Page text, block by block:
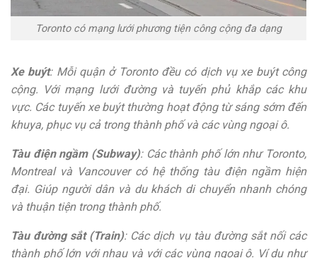
Toronto có mạng lưới phương tiện công cộng đa dạng
Xe buýt: Mỗi quận ở Toronto đều có dịch vụ xe buýt công
cộng. Với mạng lưới đường và tuyến phủ khắp các khu
vực. Các tuyến xe buýt thường hoạt động từ sáng sớm đến
khuya, phục vụ cả trong thành phố và các vùng ngoại ô.
Tàu điện ngầm (Subway): Các thành phố lớn như Toronto,
Montreal và Vancouver có hệ thống tàu điện ngầm hiện
đại. Giúp người dân và du khách di chuyển nhanh chóng
và thuận tiện trong thành phố.
Tàu đường sắt (Train): Các dịch vụ tàu đường sắt nối các
thành phố lớn với nhau và với các vùng ngoại ô. Ví dụ như